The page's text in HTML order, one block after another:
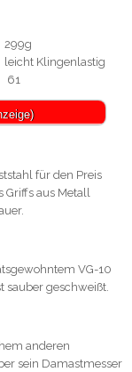
für den Preis
Griffs aus Metall
VG-10
sauber geschweißt.
anderen
sein Damastmesser